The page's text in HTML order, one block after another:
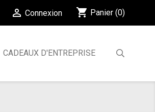
 Connexion shopping_cart Panier (0)
CADEAUX D'ENTREPRISE